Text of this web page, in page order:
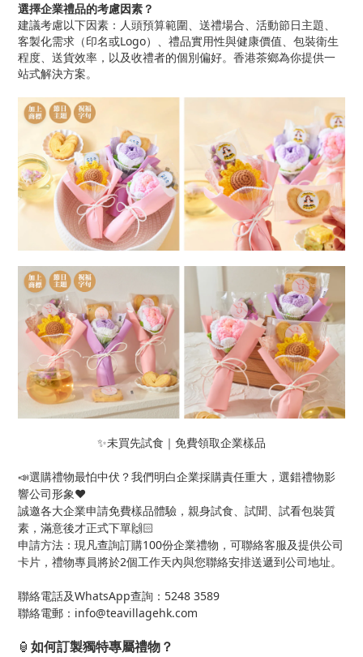
選擇企業禮品的考慮因素？
建議考慮以下因素：人頭預算範圍、送禮場合、活動節日主題、
客製化需求（印名或Logo）、禮品實用性與健康價值、包裝衛生
程度、送貨效率，以及收禮者的個別偏好。香港茶鄉為你提供一
站式解決方案。
✨未買先試食｜免費領取企業樣品
📣選購禮物最怕中伏？我們明白企業採購責任重大，選錯禮物影
響公司形象❤️
誠邀各大企業申請免費樣品體驗，親身試食、試聞、試看包裝質
素，滿意後才正式下單🙌🏻
申請方法：現凡查詢訂購100份企業禮物，可聯絡客服及提供公司
卡片，禮物專員將於2個工作天內與您聯絡安排送遞到公司地址。
聯絡電話及WhatsApp查詢：5248 3589
聯絡電郵：info@teavillagehk.com
🏮 如何訂製獨特專屬禮物？